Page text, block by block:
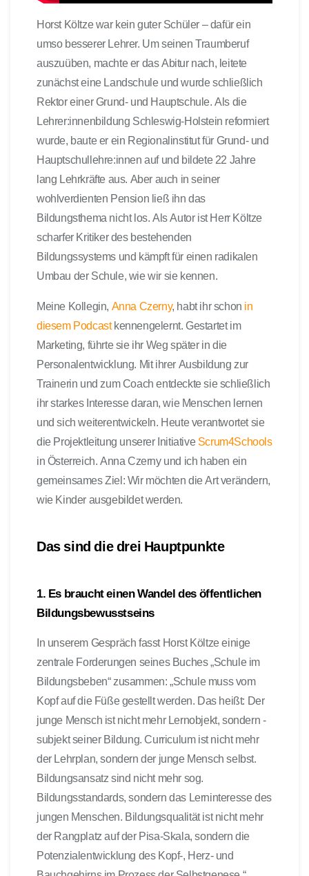
Horst Költze war kein guter Schüler – dafür ein
umso besserer Lehrer. Um seinen Traumberuf
auszuüben, machte er das Abitur nach, leitete
zunächst eine Landschule und wurde schließlich
Rektor einer Grund- und Hauptschule. Als die
Lehrer:innenbildung Schleswig-Holstein reformiert
wurde, baute er ein Regionalinstitut für Grund- und
Hauptschullehre:innen auf und bildete 22 Jahre
lang Lehrkräfte aus. Aber auch in seiner
wohlverdienten Pension ließ ihn das
Bildungsthema nicht los. Als Autor ist Herr Költze
scharfer Kritiker des bestehenden
Bildungssystems und kämpft für einen radikalen
Umbau der Schule, wie wir sie kennen.
Meine Kollegin, Anna Czerny, habt ihr schon in
diesem Podcastkennengelernt. Gestartet im
Marketing, führte sie ihr Weg später in die
Personalentwicklung. Mit ihrer Ausbildung zur
Trainerin und zum Coach entdeckte sie schließlich
ihr starkes Interesse daran, wie Menschen lernen
und sich weiterentwickeln. Heute verantwortet sie
die Projektleitung unserer InitiativeScrum4Schools
in Österreich. Anna Czerny und ich haben ein
gemeinsames Ziel: Wir möchten die Art verändern,
wie Kinder ausgebildet werden.
Das sind die drei Hauptpunkte
1. Es braucht einen Wandel des öffentlichen
Bildungsbewusstseins
In unserem Gespräch fasst Horst Költze einige
zentrale Forderungen seines Buches „Schule im
Bildungsbeben“ zusammen: „Schule muss vom
Kopf auf die Füße gestellt werden. Das heißt: Der
junge Mensch ist nicht mehr Lernobjekt, sondern -
subjekt seiner Bildung. Curriculum ist nicht mehr
der Lehrplan, sondern der junge Mensch selbst.
Bildungsansatz sind nicht mehr sog.
Bildungsstandards, sondern das Lerninteresse des
jungen Menschen. Bildungsqualität ist nicht mehr
der Rangplatz auf der Pisa-Skala, sondern die
Potenzialentwicklung des Kopf-, Herz- und